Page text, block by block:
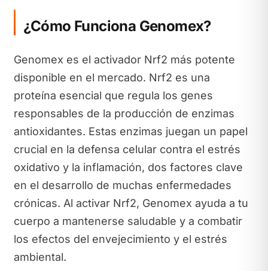
¿Cómo Funciona Genomex?
Genomex es el activador Nrf2 más potente
disponible en el mercado. Nrf2 es una
proteína esencial que regula los genes
responsables de la producción de enzimas
antioxidantes. Estas enzimas juegan un papel
crucial en la defensa celular contra el estrés
oxidativo y la inflamación, dos factores clave
en el desarrollo de muchas enfermedades
crónicas. Al activar Nrf2, Genomex ayuda a tu
cuerpo a mantenerse saludable y a combatir
los efectos del envejecimiento y el estrés
ambiental.